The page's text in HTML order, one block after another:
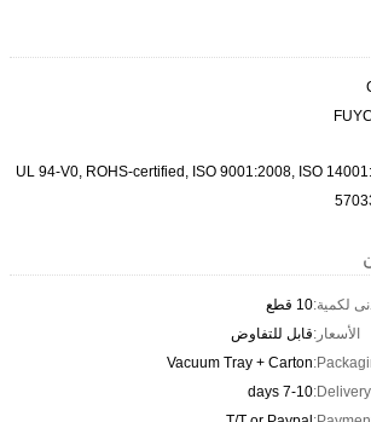
UL 94-V0, ROHS-certified, ISO 9001:2008, ISO
لكمية:10 قطع
الأسعار:قابل للتفاوض
Vacuum Tray + Carton
Delivery
7-10 days